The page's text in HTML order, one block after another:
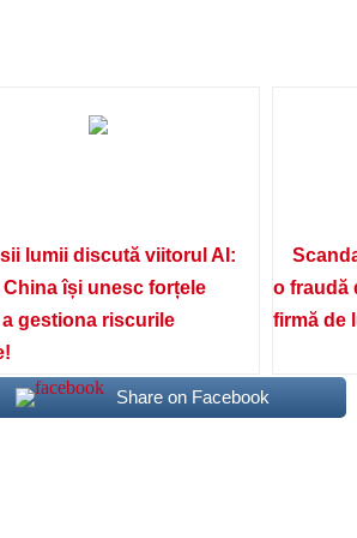
lumii discută viitorul AI:
China își unesc forțele
gestiona riscurile
o fraudă
firmă de
Share on Facebook